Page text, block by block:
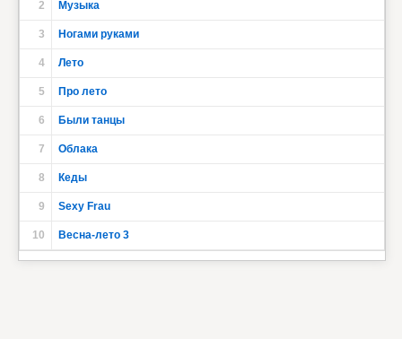
2 Музыка
3 Ногами руками
4 Лето
5 Про лето
6 Были танцы
7 Облака
8 Кеды
9 Sexy Frau
10 Весна-лето 3